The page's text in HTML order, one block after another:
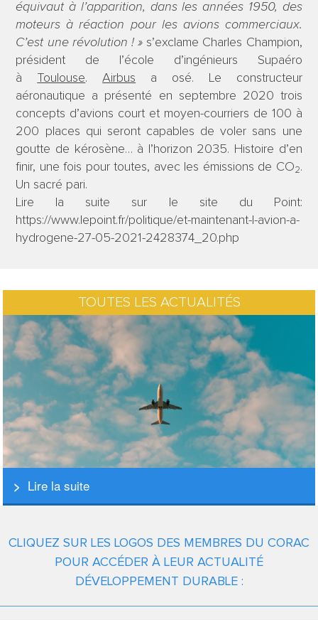
équivaut à l’apparition, dans les années 1950, des
moteurs à réaction pour les avions commerciaux.
C’est une révolution ! » s’exclame Charles Champion,
président de l’école d’ingénieurs Supaéro
à Toulouse.Airbus a osé. Le constructeur
aéronautique a présenté en septembre 2020 trois
concepts d’avions court et moyen-courriers de 100 à
200 places qui seront capables de voler sans une
goutte de kérosène… à l’horizon 2035. Histoire d’en
finir, une fois pour toutes, avec les émissions de CO2.
Un sacré pari.
Lire la suite sur le site du Point:
https://www.lepoint.fr/politique/et-maintenant-l-avion-a-
hydrogene-27-05-2021-2428374_20.php
TOUTES LES ACTUALITÉS
Lire la suite
CLIQUEZ SUR LES LOGOS DES MEMBRES DU CORAC
POUR ACCÉDER À LEUR ACTUALITÉ
DÉVELOPPEMENT DURABLE :